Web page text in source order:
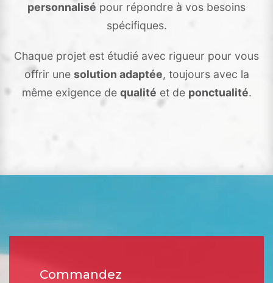
personnalisé pour répondre à vos besoins
spécifiques.
Chaque projet est étudié avec rigueur pour vous
offrir une solution adaptée, toujours avec la
même exigence de qualité et de ponctualité.
Commandez